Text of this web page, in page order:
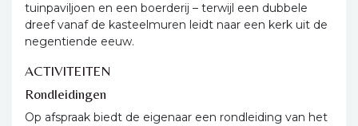
tuinpaviljoen en een boerderij – terwijl een dubbele
dreef vanaf de kasteelmuren leidt naar een kerk uit de
negentiende eeuw.
ACTIVITEITEN
Rondleidingen
Op afspraak biedt de eigenaar een rondleiding van het